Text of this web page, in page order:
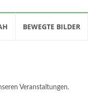
BEWEGTE BILDER
Veranstaltungen.